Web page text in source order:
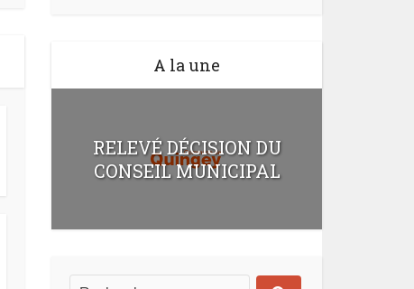
A la une
RELEVÉ DÉCISION DU
CONSEIL MUNICIPAL